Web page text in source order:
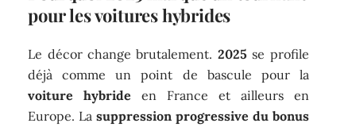
pour les voitures hybrides
Le décor change brutalement. 2025 se profile
déjà comme un point de bascule pour la
voiture hybride en France et ailleurs en
Europe. Lasuppression progressive du bonus